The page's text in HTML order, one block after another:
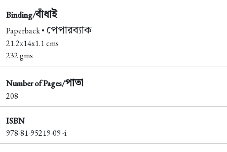
Binding/বাঁধাই
Paperback • পেপারব্যাক
21.2x14x1.1 cms
232 gms
Number of Pages/পাতা
208
ISBN
978-81-95219-09-4